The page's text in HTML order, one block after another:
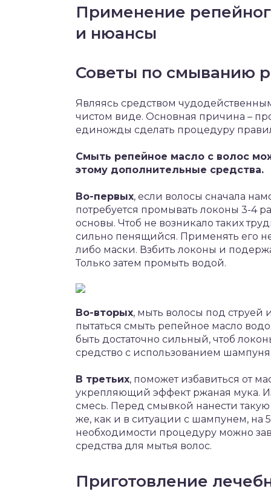
Применение
и нюансы
Советы по смыванию
Являясь средством
чистом виде. Основная причина –
единожды сделать процедуру
Смыть репейное масло с волос
этому дополнительные средства.
Во-первых, если волосы сначала
потребуется промывать локоны 3-4
основы. Чтоб не возникало таких
сильно пенящийся. Применять его
либо маски. Взбить локоны и
Только затем промыть водой.
Во-вторых, мыть волосы под струей
пытаться смыть репейное масло
быть достаточно сильный, чтоб
средство с использованием
В третьих, поможет избавиться от
укрепляющий эффект ржаная мука.
смесь. Перед смывкой нанести такую
же, как и в ситуации с шампунем, на
необходимости процедуру можно
средства для мытья волос.
Приготовление